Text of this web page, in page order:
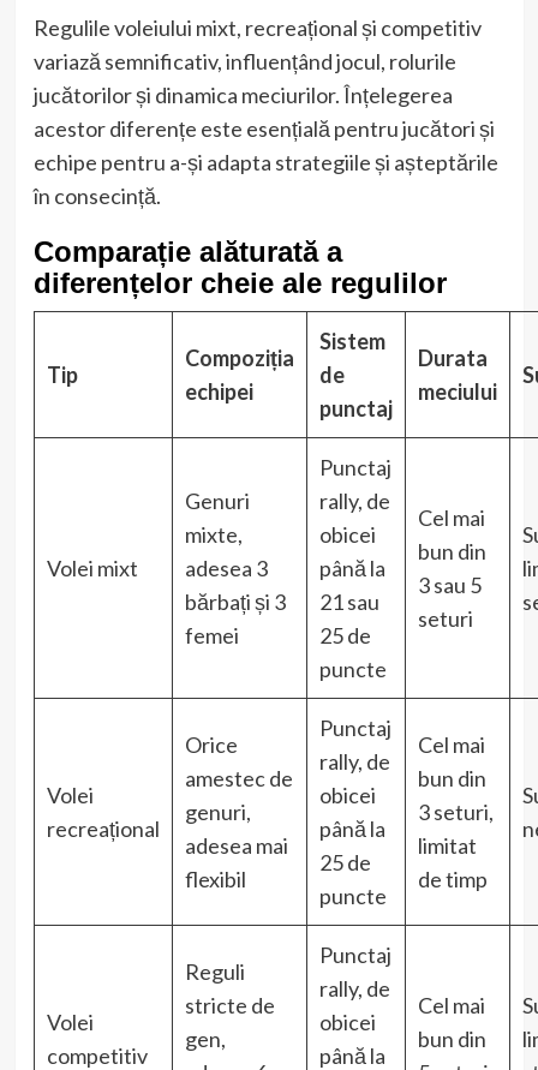
Regulile voleiului mixt, recreațional și competitiv
variază semnificativ, influențând jocul, rolurile
jucătorilor și dinamica meciurilor. Înțelegerea
acestor diferențe este esențială pentru jucători și
echipe pentru a-și adapta strategiile și așteptările
în consecință.
Comparație alăturată a
diferențelor cheie ale regulilor
Tip
Compoziția
echipei
Sistem
de
punctaj
Durata
meciului
Volei mixt
Genuri
mixte,
adesea 3
bărbați și 3
femei
Punctaj
rally, de
obicei
până la
21 sau
25 de
puncte
Cel mai
bun din
3 sau 5
seturi
Volei
recreațional
Orice
amestec de
genuri,
adesea mai
flexibil
Punctaj
rally, de
obicei
până la
25 de
puncte
Cel mai
bun din
3 seturi,
limitat
de timp
Volei
competitiv
Reguli
stricte de
gen,
Punctaj
rally, de
obicei
până la
Cel mai
bun din